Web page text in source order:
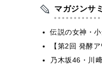
マガジンサ
伝説の女神・
【第2回 発酵
乃木坂46・川